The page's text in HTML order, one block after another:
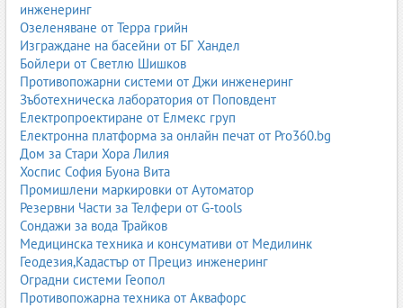
инженеринг
Озеленяване от Терра грийн
Изграждане на басейни от БГ Хандел
Бойлери от Светлю Шишков
Противопожарни системи от Джи инженеринг
Зъботехническа лаборатория от Поповдент
Електропроектиране от Елмекс груп
Електронна платформа за онлайн печат от Pro360.bg
Дом за Стари Хора Лилия
Хоспис София Буона Вита
Промишлени маркировки от Аутоматор
Резервни Части за Телфери от G-tools
Сондажи за вода Трайков
Медицинска техника и консумативи от Медилинк
Геодезия,Кадастър от Прециз инженеринг
Оградни системи Геопол
Противопожарна техника от Аквафорс